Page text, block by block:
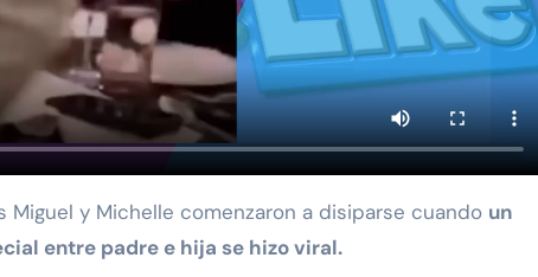
y Michelle comenzaron a disiparse cuando un
entre padre e hija se hizo viral.